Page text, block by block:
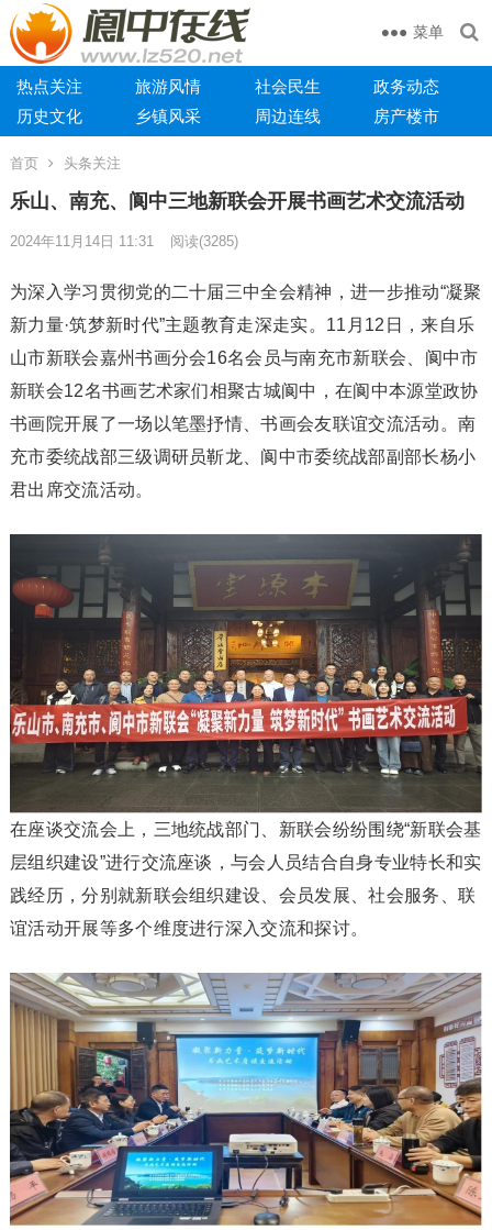
菜单
热点关注 旅游风情 社会民生
政务动态
历史文化
乡镇风采 周边连线 房产楼市
首页 头条关注
乐山、南充、阆中三地新联会开展书画艺术交流活动
2024年11月14日 11:31 阅读(3285)
为深入学习贯彻党的二十届三中全会精神，进一步推动“凝聚
新力量·筑梦新时代”主题教育走深走实。11月12日，来自乐
山市新联会嘉州书画分会16名会员与南充市新联会、阆中市
新联会12名书画艺术家们相聚古城阆中，在阆中本源堂政协
书画院开展了一场以笔墨抒情、书画会友联谊交流活动。南
充市委统战部三级调研员靳龙、阆中市委统战部副部长杨小
君出席交流活动。
在座谈交流会上，三地统战部门、新联会纷纷围绕“新联会基
层组织建设”进行交流座谈，与会人员结合自身专业特长和实
践经历，分别就新联会组织建设、会员发展、社会服务、联
谊活动开展等多个维度进行深入交流和探讨。